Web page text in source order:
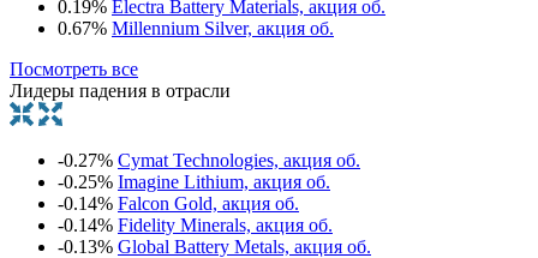
0.19% Electra Battery Materials, акция об.
0.67% Millennium Silver, акция об.
Посмотреть все
Лидеры падения в отрасли
-0.27% Cymat Technologies, акция об.
-0.25% Imagine Lithium, акция об.
-0.14% Falcon Gold, акция об.
-0.14% Fidelity Minerals, акция об.
-0.13% Global Battery Metals, акция об.